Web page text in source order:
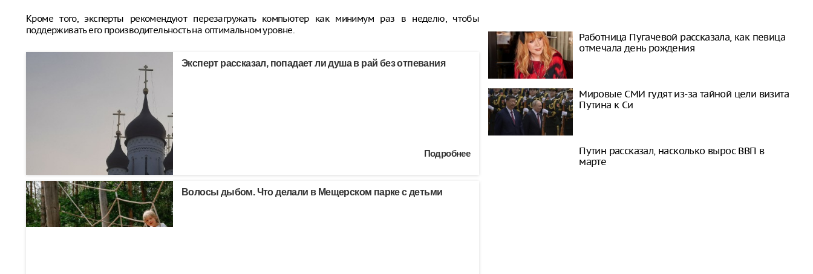
Кроме того, эксперты рекомендуют перезагружать компьютер как минимум раз в неделю, чтобы
поддерживать его производительность на оптимальном уровне.
Эксперт рассказал, попадает ли душа в рай без отпевания
Подробнее
Волосы дыбом. Что делали в Мещерском парке с детьми
Работница Пугачевой рассказала, как певица
отмечала день рождения
Мировые СМИ гудят из-за тайной цели визита
Путина к Си
Путин рассказал, насколько вырос ВВП в
марте